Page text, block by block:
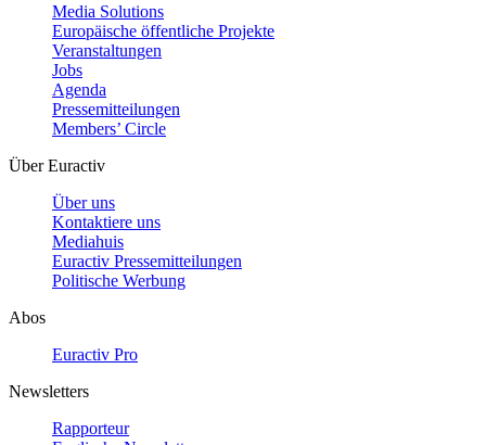
Media Solutions
Europäische öffentliche Projekte
Veranstaltungen
Jobs
Agenda
Pressemitteilungen
Members’ Circle
Über Euractiv
Über uns
Kontaktiere uns
Mediahuis
Euractiv Pressemitteilungen
Politische Werbung
Abos
Euractiv Pro
Newsletters
Rapporteur